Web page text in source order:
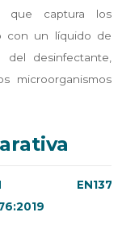
que captura los
con un líquido de
desinfectante,
microorganismos